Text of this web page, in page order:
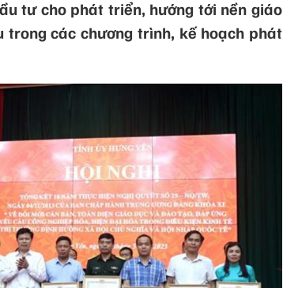
tư cho phát triển, hướng tới nền giáo
các chương trình, kế hoạch phát